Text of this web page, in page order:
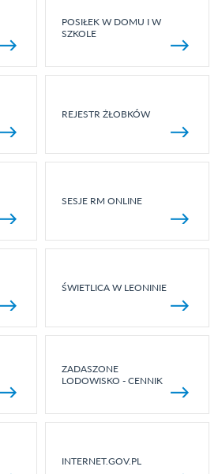
POSIŁEK W DOMU I W
SZKOLE
REJESTR ŻŁOBKÓW
SESJE RM ONLINE
ŚWIETLICA W LEONINIE
ZADASZONE
LODOWISKO - CENNIK
INTERNET.GOV.PL